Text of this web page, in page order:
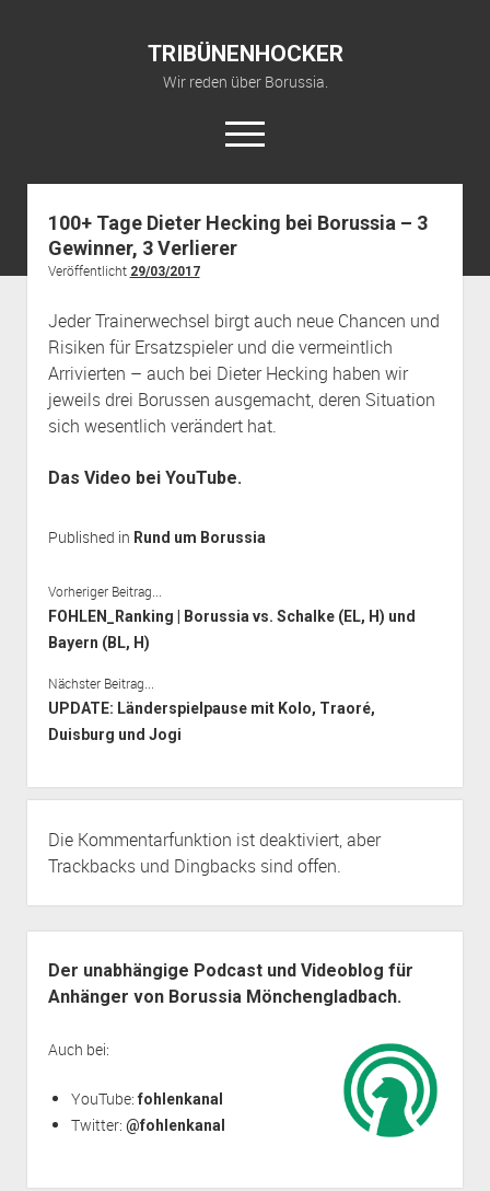
TRIBÜNENHOCKER
Wir reden über Borussia.
open
menu
twitteryoutubefohlenkanal@gmail.com
Startseite
über TRIBÜNENHOCKER
100+ Tage Dieter Hecking bei Borussia – 3
Gewinner, 3 Verlierer
Veröffentlicht 29/03/2017
Jeder Trainerwechsel birgt auch neue Chancen und
Risiken für Ersatzspieler und die vermeintlich
Arrivierten – auch bei Dieter Hecking haben wir
jeweils drei Borussen ausgemacht, deren Situation
sich wesentlich verändert hat.
Das Video bei YouTube.
Published in Rund um Borussia
Vorheriger Beitrag...
FOHLEN_Ranking | Borussia vs. Schalke (EL, H) und
Bayern (BL, H)
Nächster Beitrag...
UPDATE: Länderspielpause mit Kolo, Traoré,
Duisburg und Jogi
Die Kommentarfunktion ist deaktiviert, aber
Trackbacksund Dingbacks sind offen.
Der unabhängige Podcast und Videoblog für
Anhänger von Borussia Mönchengladbach.
Auch bei:
YouTube: fohlenkanal
Twitter: @fohlenkanal